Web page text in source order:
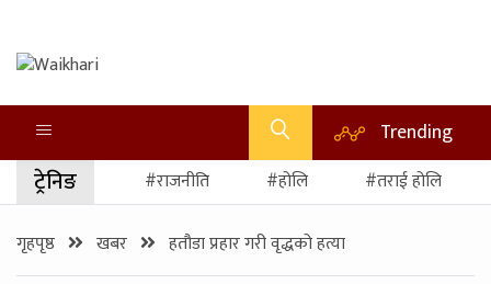
Trending
ट्रेनिङ #राजनीति #होलि #तराई होलि
गृहपृष्ठ खबर हतौडा प्रहार गरी वृद्धको हत्या